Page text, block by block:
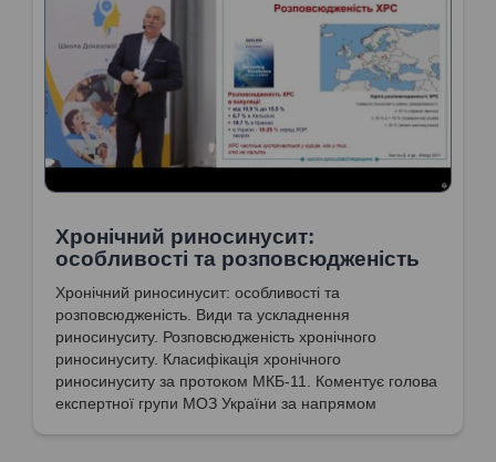
Хронічний риносинусит:
особливості та розповсюдженість
Хронічний риносинусит: особливості та
розповсюдженість. Види та ускладнення
риносинуситу. Розповсюдженість хронічного
риносинуситу. Класифікація хронічного
риносинуситу за протоком МКБ-11. Коментує голова
експертної групи МОЗ України за напрямом